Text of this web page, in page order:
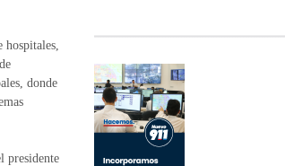
hospitales,
donde
presidente